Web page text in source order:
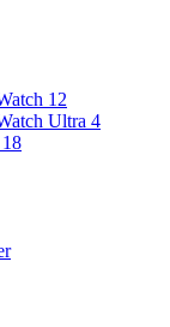
12
Ultra 4